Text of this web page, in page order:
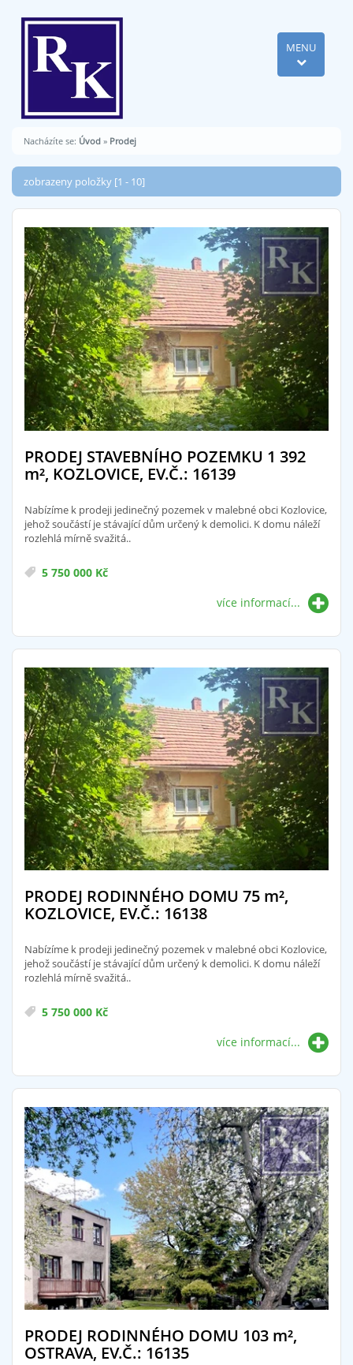
MENU
Nacházíte se: Úvod » Prodej
zobrazeny položky [1 - 10]
PRODEJ STAVEBNÍHO POZEMKU 1 392
m², KOZLOVICE, EV.Č.: 16139
Nabízíme k prodeji jedinečný pozemek v malebné obci Kozlovice,
jehož součástí je stávající dům určený k demolici. K domu náleží
rozlehlá mírně svažitá..
5 750 000 Kč
více informací...
PRODEJ RODINNÉHO DOMU 75 m²,
KOZLOVICE, EV.Č.: 16138
Nabízíme k prodeji jedinečný pozemek v malebné obci Kozlovice,
jehož součástí je stávající dům určený k demolici. K domu náleží
rozlehlá mírně svažitá..
5 750 000 Kč
více informací...
PRODEJ RODINNÉHO DOMU 103 m²,
OSTRAVA, EV.Č.: 16135